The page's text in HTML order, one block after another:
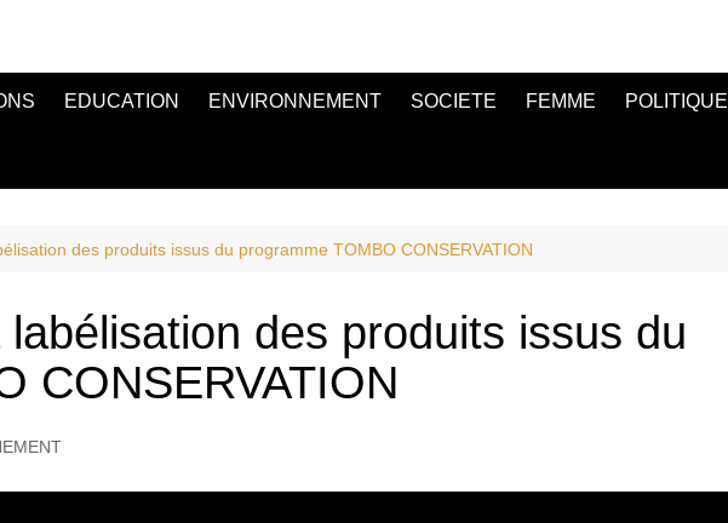
EDUCATION ENVIRONNEMENT SOCIETE FEMME POLITIQUE
des produits issus du programme TOMBO CONSERVATION
des produits issus du
CONSERVATION